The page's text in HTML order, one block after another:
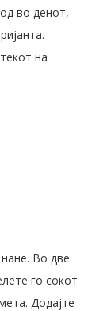
во денот,
на
Во две
го сокот
Додајте